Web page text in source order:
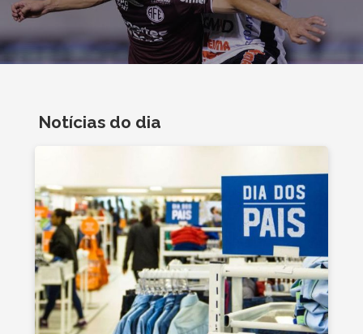
Notícias do dia